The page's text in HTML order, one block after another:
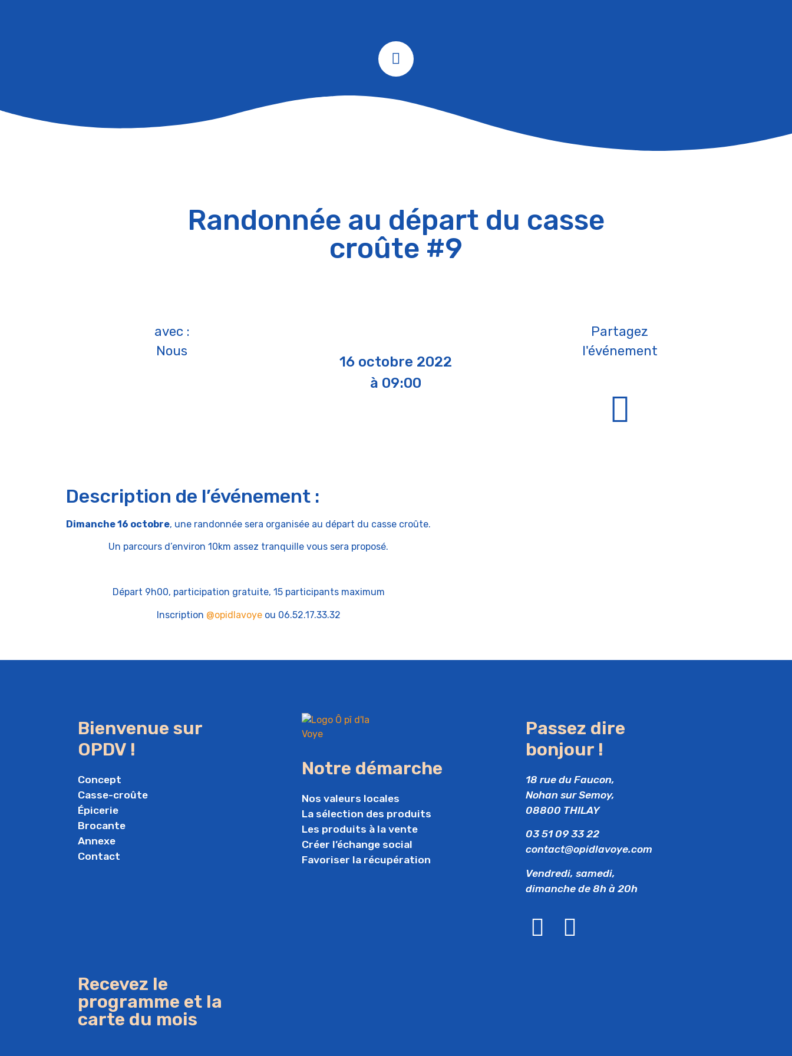
Randonnée au départ du casse
croûte #9
avec :
Nous
16 octobre 2022
à 09:00
Partagez
l'événement
Description de l’événement :
Dimanche 16 octobre, une randonnée sera organisée au départ du casse croûte.
Un parcours d’environ 10km assez tranquille vous sera proposé.
Départ 9h00, participation gratuite, 15 participants maximum
Inscription @opidlavoyeou 06.52.17.33.32
Bienvenue sur
OPDV !
Concept
Casse-croûte
Épicerie
Brocante
Annexe
Contact
Notre démarche
Nos valeurs locales
La sélection des produits
Les produits à la vente
Créer l’échange social
Favoriser la récupération
Passez dire
bonjour !
18 rue du Faucon,
Nohan sur Semoy,
08800 THILAY
03 51 09 33 22
contact@opidlavoye.com
Vendredi, samedi,
dimanche de 8h à 20h
Recevez le
programme et la
carte du mois